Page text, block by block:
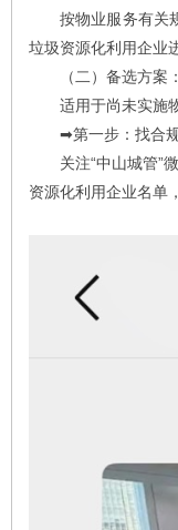
按物业服务有关规
垃圾资源化利用企业
（二）备选方案：
适用于尚未实施物
➡️第一步：找合
关注“中山城管”微
资源化利用企业名单